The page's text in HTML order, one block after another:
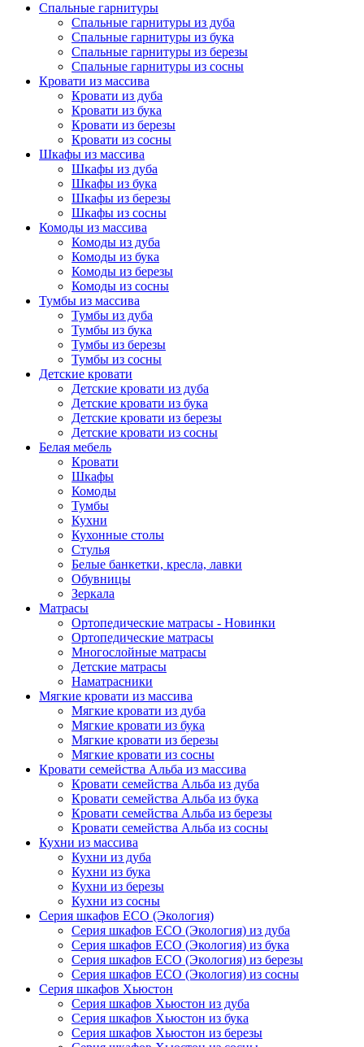
Спальные гарнитуры
Спальные гарнитуры из дуба
Спальные гарнитуры из бука
Спальные гарнитуры из березы
Спальные гарнитуры из сосны
Кровати из массива
Кровати из дуба
Кровати из бука
Кровати из березы
Кровати из сосны
Шкафы из массива
Шкафы из дуба
Шкафы из бука
Шкафы из березы
Шкафы из сосны
Комоды из массива
Комоды из дуба
Комоды из бука
Комоды из березы
Комоды из сосны
Тумбы из массива
Тумбы из дуба
Тумбы из бука
Тумбы из березы
Тумбы из сосны
Детские кровати
Детские кровати из дуба
Детские кровати из бука
Детские кровати из березы
Детские кровати из сосны
Белая мебель
Кровати
Шкафы
Комоды
Тумбы
Кухни
Кухонные столы
Стулья
Белые банкетки, кресла, лавки
Обувницы
Зеркала
Матрасы
Ортопедические матрасы - Новинки
Ортопедические матрасы
Многослойные матрасы
Детские матрасы
Наматрасники
Мягкие кровати из массива
Мягкие кровати из дуба
Мягкие кровати из бука
Мягкие кровати из березы
Мягкие кровати из сосны
Кровати семейства Альба из массива
Кровати семейства Альба из дуба
Кровати семейства Альба из бука
Кровати семейства Альба из березы
Кровати семейства Альба из сосны
Кухни из массива
Кухни из дуба
Кухни из бука
Кухни из березы
Кухни из сосны
Серия шкафов ECO (Экология)
Серия шкафов ECO (Экология) из дуба
Серия шкафов ECO (Экология) из бука
Серия шкафов ECO (Экология) из березы
Серия шкафов ECO (Экология) из сосны
Серия шкафов Хьюстон
Серия шкафов Хьюстон из дуба
Серия шкафов Хьюстон из бука
Серия шкафов Хьюстон из березы